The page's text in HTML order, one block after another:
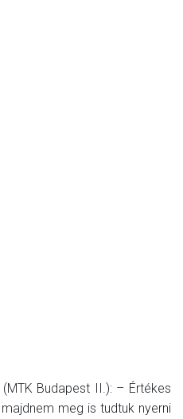
Budapest II.): – Értékes
meg is tudtuk nyerni